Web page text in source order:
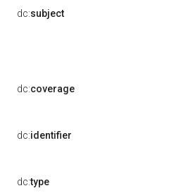
dc:subject
dc:coverage
dc:identifier
dc:type